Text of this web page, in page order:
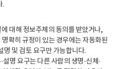
.
대해 정보주체의 동의를 받았거나,
확히 규정이 있는 경우에는 자동화된
명 및 검토 요구만 가능합니다.
명 요구는 다른 사람의 생명·신체·